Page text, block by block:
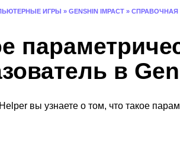
ИГРЫ » GENSHIN IMPACT » СПРАВОЧНАЯ
в
вы узнаете о том, что такое